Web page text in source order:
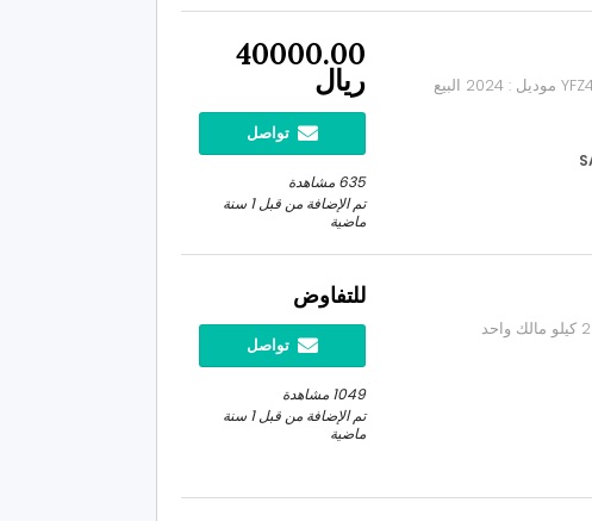
دبابات دباب ياماها ياماها دباب اربع كفرات YFZ450R موديل : 2024 البيع
40000.00
ريال
تواصل
635 مشاهدة
تم الإضافة من قبل 1 سنة
ماضية
للتفاوض
تواصل
1049 مشاهدة
تم الإضافة من قبل 1 سنة
ماضية